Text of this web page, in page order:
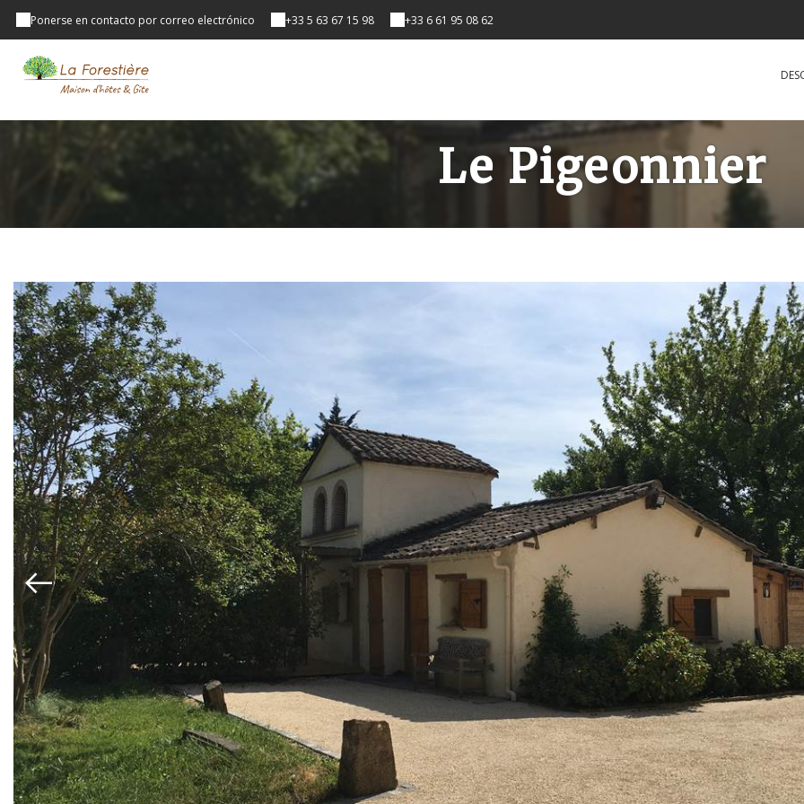
Ponerse en contacto por correo electrónico +33 5 63 67 15 98 +33 6 61 95 08 62
Le Pigeonnier